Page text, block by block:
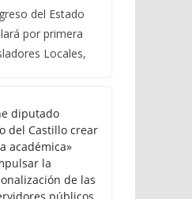
del Estado
por primera
Locales,
diputado
del Castillo crear
académica»
la
de las
públicos